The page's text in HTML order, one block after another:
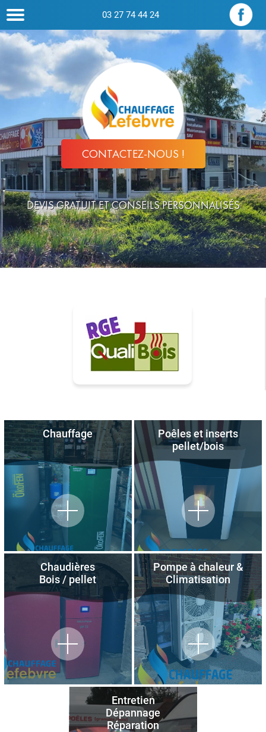
03 27 74 44 24
CONTACTEZ-NOUS !
DEVIS GRATUIT ET CONSEILS PERSONNALISÉS
Chauffage
Poêles et inserts
pellet/bois
Chaudières
Bois / pellet
Pompe à chaleur &
Climatisation
Entretien
Dépannage
Réparation